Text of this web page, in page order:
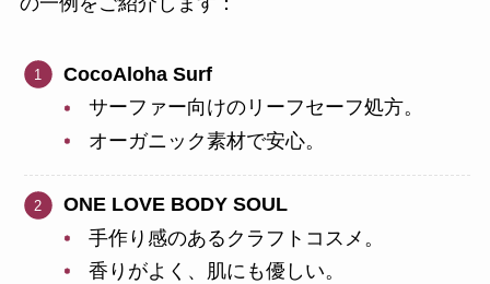
CocoAloha Surf
サーファー向けのリーフセーフ処方。
オーガニック素材で安心。
ONE LOVE BODY SOUL
手作り感のあるクラフトコスメ。
香りがよく、肌にも優しい。